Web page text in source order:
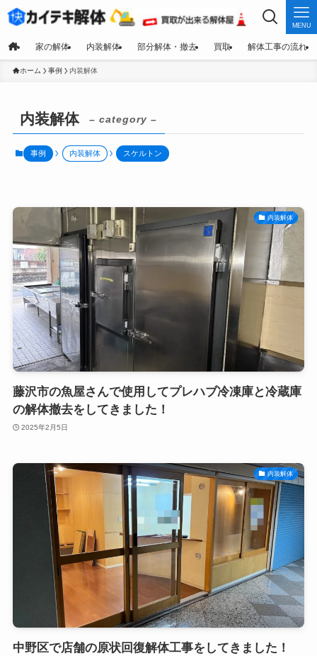
MENU
家の解体 内装解体 部分解体・撤去 買取 解体工事の流れ
ホーム 事例 内装解体
内装解体 – category –
事例 内装解体 スケルトン
内装解体
藤沢市の魚屋さんで使用してプレハブ冷凍庫と冷蔵庫
の解体撤去をしてきました！
2025年2月5日
内装解体
中野区で店舗の原状回復解体工事をしてきました！